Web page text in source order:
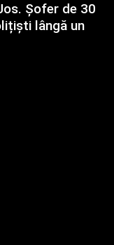
Șofer de 30
lângă un